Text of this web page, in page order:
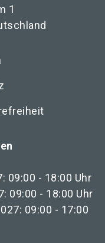
1
09:00 - 18:00 Uhr
09:00 - 18:00 Uhr
09:00 - 17:00